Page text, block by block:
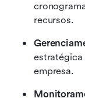
recursos.
empresa.